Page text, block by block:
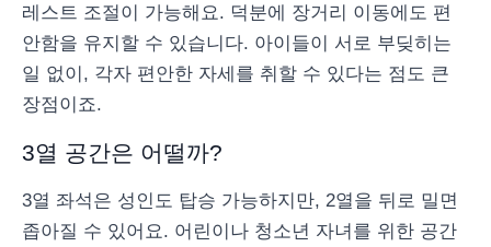
레스트 조절이 가능해요. 덕분에 장거리 이동에도 편
안함을 유지할 수 있습니다. 아이들이 서로 부딪히는
일 없이, 각자 편안한 자세를 취할 수 있다는 점도 큰
장점이죠.
3열 공간은 어떨까?
3열 좌석은 성인도 탑승 가능하지만, 2열을 뒤로 밀면
좁아질 수 있어요. 어린이나 청소년 자녀를 위한 공간